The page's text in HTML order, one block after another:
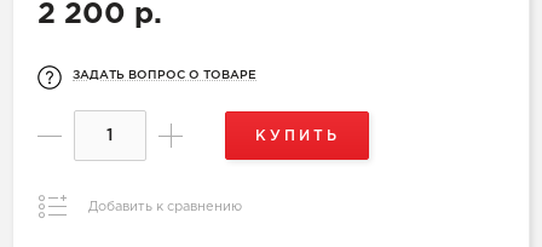
2 200 р.
ЗАДАТЬ ВОПРОС О ТОВАРЕ
КУПИТЬ
Добавить к сравнению